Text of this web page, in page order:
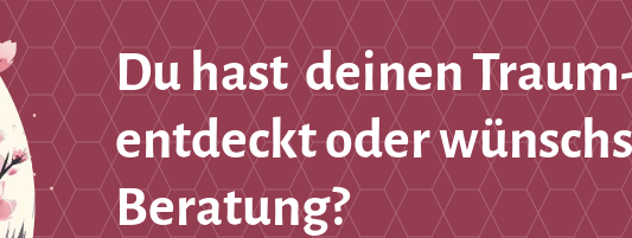
Du hast deinen
entdeckt oder
Beratung?